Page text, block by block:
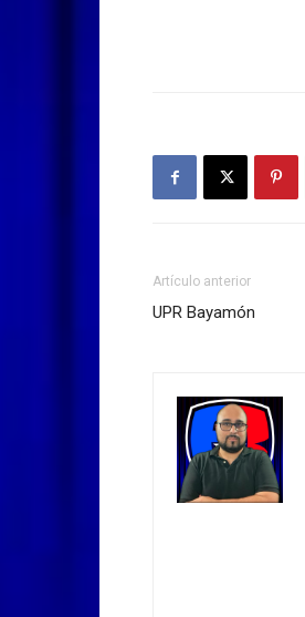
Artículo anterior
UPR Bayamón